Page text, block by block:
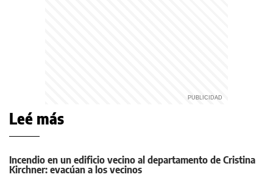
Leé más
Incendio en un edificio vecino al departamento de Cristina
Kirchner: evacúan a los vecinos